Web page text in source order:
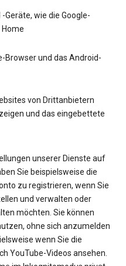
Geräte, wie die Google-
Home
Browser und das Android-
von Drittanbietern
und das eingebettete
unserer Dienste auf
Sie beispielsweise die
zu registrieren, wenn Sie
und verwalten oder
möchten. Sie können
ohne sich anzumelden
wenn Sie die
YouTube-Videos ansehen.